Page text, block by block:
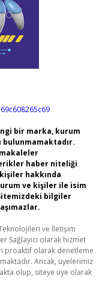
bir marka, kurum
bulunmamaktadır.
makaleler
haber niteliği
hakkında
ve kişiler ile isim
bilgiler
ve İletişim
Sağlayıcı olarak hizmet
proaktif olarak denetleme
Ancak, üyelerimiz
olup, siteye üye olarak